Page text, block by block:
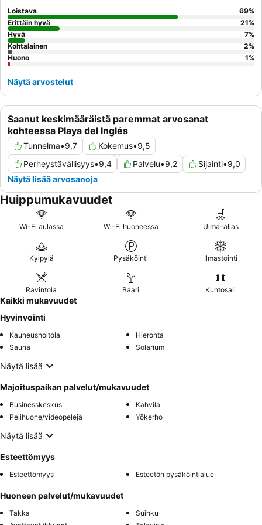
maksaa seuraavilla luottokorteilla: Visa ja MasterCard.
Saanut keskimääräistä paremmat arvosanat
kohteessa Playa del Inglés
Tunnelma•9,7 Kokemus•9,5
Perheystävällisyys•9,4 Palvelu•9,2 Sijainti•9,0
Näytä lisää arvosanoja
Loistava 69%
Erittäin hyvä
21%
Hyvä
7%
Kohtalainen
2%
Huono
1%
Näytä arvostelut
Huippumukavuudet
Wi-Fi aulassa Wi-Fi huoneessa Uima-allas
Kylpylä Pysäköinti Ilmastointi
Ravintola Baari Kuntosali
Kaikki mukavuudet
Hyvinvointi
Kauneushoitola
Hieronta
Sauna
Solarium
Näytä lisää
Majoituspaikan palvelut/mukavuudet
Businesskeskus
Kahvila
Pelihuone/videopelejä
Yökerho
Näytä lisää
Esteettömyys
Esteettömyys Esteetön pysäköintialue
Huoneen palvelut/mukavuudet
Takka
Suihku